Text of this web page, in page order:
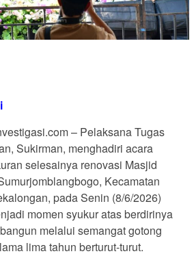
– Pelaksana Tugas
Sukirman, menghadiri acara
selesainya renovasi Masjid
Kecamatan
pada Senin (8/6/2026)
momen syukur atas berdirinya
melalui semangat gotong
lima tahun berturut-turut.